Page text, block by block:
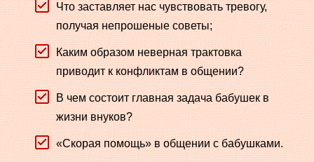
Что заставляет нас чувствовать тревогу,
получая непрошеные советы;
Каким образом неверная трактовка
приводит к конфликтам в общении?
В чем состоит главная задача бабушек в
жизни внуков?
«Скорая помощь» в общении с бабушками.